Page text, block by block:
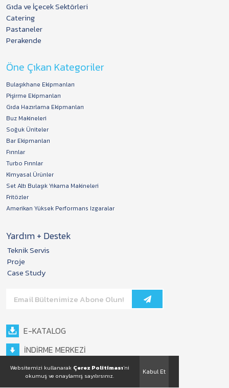
Gıda ve İçecek Sektörleri
Catering
Pastaneler
Perakende
Öne Çıkan Kategoriler
Bulaşıkhane Ekipmanları
Pişirme Ekipmanları
Gıda Hazırlama Ekipmanları
Buz Makineleri
Soğuk Üniteler
Bar Ekipmanları
Fırınlar
Turbo Fırınlar
Kimyasal Ürünler
Set Altı Bulaşık Yıkama Makineleri
Fritözler
Amerikan Yüksek Performans Izgaralar
Yardım + Destek
Teknik Servis
Proje
Case Study
E-KATALOG
İNDİRME MERKEZİ
Kabul Et
Websitemizi kullanarak Çerez Politiması'ni
okumuş ve onaylamış sayılırsınız.